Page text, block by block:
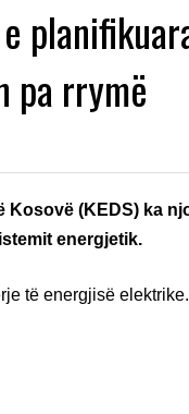
pa rrymë
(KEDS) ka
energjetik.
të energjisë elektrike.